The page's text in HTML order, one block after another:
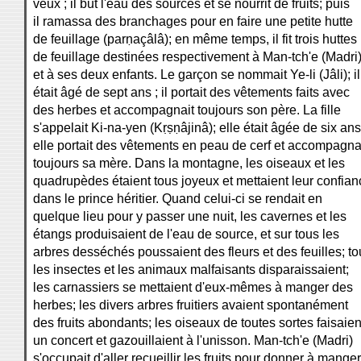
veux ; il but l'eau des sources et se nourrit de fruits; puis
il ramassa des branchages pour en faire une petite hutte
de feuillage (parṇaçâlâ); en même temps, il fit trois huttes
de feuillage destinées respectivement à Man-tch'e (Madri)
et à ses deux enfants. Le garçon se nommait Ye-li (Jâli); il
était âgé de sept ans ; il portait des vêtements faits avec
des herbes et accompagnait toujours son père. La fille
s'appelait Ki-na-yen (Kṛṣṇâjinâ); elle était âgée de six
elle portait des vêtements en peau de cerf et
toujours sa mère. Dans la montagne, les oiseaux et les
quadrupèdes étaient tous joyeux et mettaient leur
dans le prince héritier. Quand celui-ci se rendait en
quelque lieu pour y passer une nuit, les cavernes et les
étangs produisaient de l'eau de source, et sur tous les
arbres desséchés poussaient des fleurs et des feuilles;
les insectes et les animaux malfaisants disparaissaient;
les carnassiers se mettaient d'eux-mêmes à manger des
herbes; les divers arbres fruitiers avaient spontanément
des fruits abondants; les oiseaux de toutes sortes
un concert et gazouillaient à l'unisson. Man-tch'e (Madri)
s'occupait d'aller recueillir les fruits pour donner à manger